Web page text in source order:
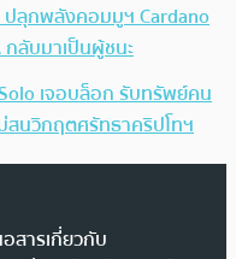
ปลุกพลังคอมมูฯ Cardano
ลับมาเป็นผู้ชนะ
เจอบล็อก รับทรัพย์คน
สนวิกฤตศรัทธาคริปโทฯ
สารเกี่ยวกับ